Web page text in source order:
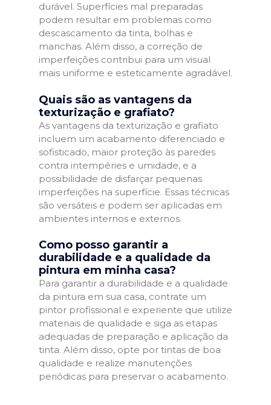
durável. Superfícies mal preparadas
podem resultar em problemas como
descascamento da tinta, bolhas e
manchas. Além disso, a correção de
imperfeições contribui para um visual
mais uniforme e esteticamente agradável.
Quais são as vantagens da
texturização e grafiato?
As vantagens da texturização e grafiato
incluem um acabamento diferenciado e
sofisticado, maior proteção às paredes
contra intempéries e umidade, e a
possibilidade de disfarçar pequenas
imperfeições na superfície. Essas técnicas
são versáteis e podem ser aplicadas em
ambientes internos e externos.
Como posso garantir a
durabilidade e a qualidade da
pintura em minha casa?
Para garantir a durabilidade e a qualidade
da pintura em sua casa, contrate um
pintor profissional e experiente que utilize
materiais de qualidade e siga as etapas
adequadas de preparação e aplicação da
tinta. Além disso, opte por tintas de boa
qualidade e realize manutenções
periódicas para preservar o acabamento.